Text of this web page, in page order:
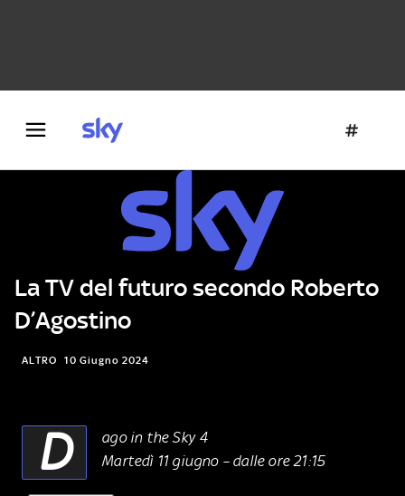
La TV del futuro secondo Roberto
D’Agostino
ALTRO 10 Giugno 2024
D
ago in the Sky 4
Martedì 11 giugno – dalle ore 21:15